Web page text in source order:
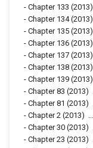
- Chapter 133 (2013)
- Chapter 134(2013)
- Chapter 135 (2013)
- Chapter 136 (2013)
- Chapter 137 (2013)
- Chapter 138 (2013)
- Chapter 139 (2013)
- Chapter 83 (2013)
- Chapter 81 (2013)
- Chapter 2 (2013)
- Chapter 30 (2013)
- Chapter 23 (2013)